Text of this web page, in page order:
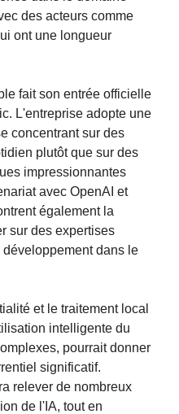
des acteurs comme
ont une longueur
fait son entrée officielle
L'entreprise adopte une
concentrant sur des
plutôt que sur des
impressionnantes
avec OpenAI et
également la
sur des expertises
dans le
et le traitement local
intelligente du
pourrait donner
significatif.
relever de nombreux
de l'IA, tout en